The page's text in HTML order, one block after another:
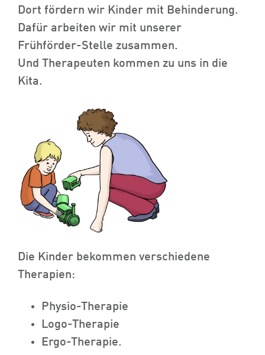
Dort fördern wir Kinder mit Behinderung.
Dafür arbeiten wir mit unserer
Frühförder-Stelle zusammen.
Und Therapeuten kommen zu uns in die
Kita.
Die Kinder bekommen verschiedene
Therapien:
Physio-Therapie
Logo-Therapie
Ergo-Therapie.